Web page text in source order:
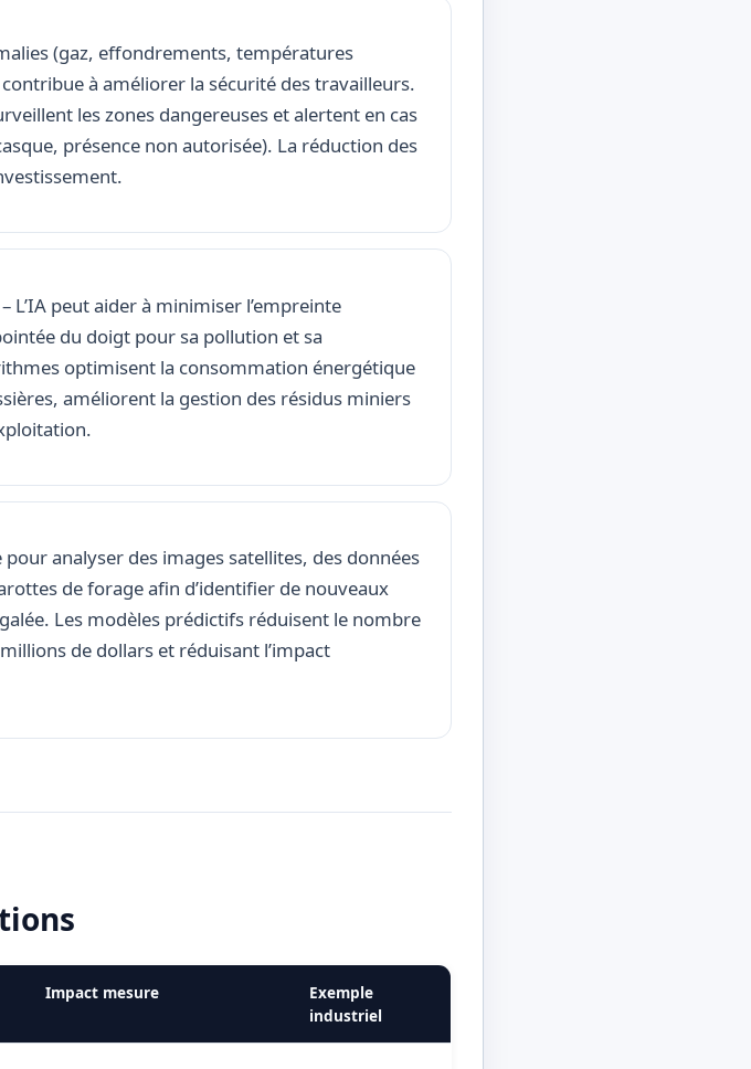
(gaz, effondrements, températures
à améliorer la sécurité des travailleurs.
les zones dangereuses et alertent en cas
présence non autorisée). La réduction des
– L’IA peut aider à minimiser l’empreinte
du doigt pour sa pollution et sa
optimisent la consommation énergétique
améliorent la gestion des résidus miniers
pour analyser des images satellites, des données
de forage afin d’identifier de nouveaux
Les modèles prédictifs réduisent le nombre
de dollars et réduisant l’impact
Impact mesure
Exemple
industriel